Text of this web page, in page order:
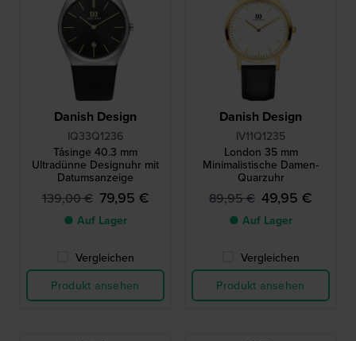
Danish Design
IQ33Q1236
Tåsinge 40.3 mm
Ultradünne Designuhr mit
Datumsanzeige
139,00 € 79,95 €
● Auf Lager
Vergleichen
Produkt ansehen
Danish Design
IV11Q1235
London 35 mm
Minimalistische Damen-
Quarzuhr
89,95 € 49,95 €
● Auf Lager
Vergleichen
Produkt ansehen